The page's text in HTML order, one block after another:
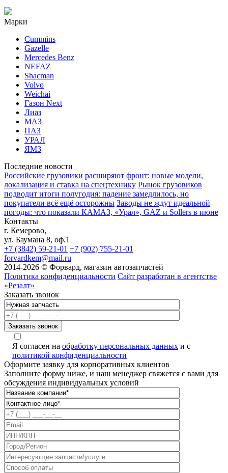
Марки
Cummins
Gazelle
Mercedes Benz
NEFAZ
Shacman
Volvo
Weichai
Газон Next
Лиаз
МАЗ
ПАЗ
УРАЛ
ЯМЗ
Последние новости
Российские грузовики расширяют фронт: новые модели,
локализация и ставка на спецтехнику Рынок грузовиков
подводит итоги полугодия: падение замедлилось, но
покупатели всё ещё осторожны Заводы не ждут идеальной
погоды: что показали КАМАЗ, «Урал», GAZ и Sollers в июне
Контакты
г. Кемерово,
ул. Баумана 8, оф.1
+7 (3842) 59-21-01 +7 (902) 755-21-01
forvardkem@mail.ru
2014-2026 © Форвард, магазин автозапчастей
Политика конфиденциальности Сайт разработан в агентстве
«Резалт»
Заказать звонок
Я согласен на обработку персональных данных и с
политикой конфиденциальности
Оформите заявку для корпоративных клиентов
Заполните форму ниже, и наш менеджер свяжется с вами для
обсуждения индивидуальных условий